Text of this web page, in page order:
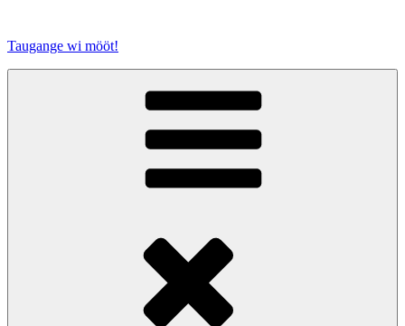
springen
Taugange wi mööt!